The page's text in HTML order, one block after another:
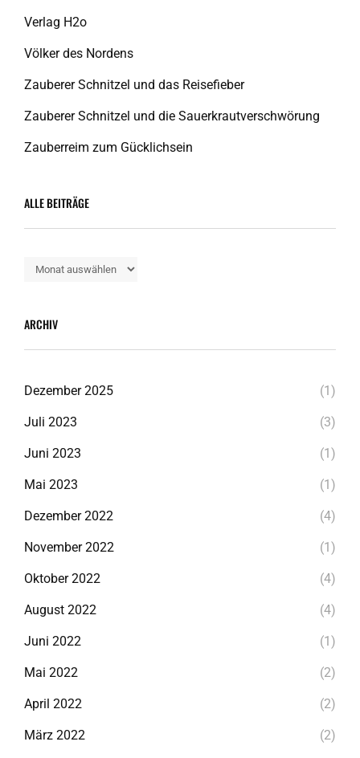
Verlag H2o
Völker des Nordens
Zauberer Schnitzel und das Reisefieber
Zauberer Schnitzel und die Sauerkrautverschwörung
Zauberreim zum Gücklichsein
ALLE BEITRÄGE
Alle
ARCHIV
Dezember 2025 (1)
Juli 2023 (3)
Juni 2023 (1)
Mai 2023 (1)
Dezember 2022 (4)
November 2022 (1)
Oktober 2022 (4)
August 2022 (4)
Juni 2022 (1)
Mai 2022 (2)
April 2022 (2)
März 2022 (2)